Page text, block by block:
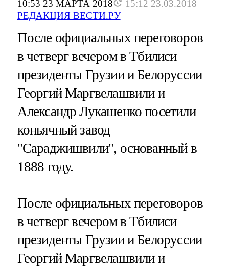
10:53 23 МАРТА 2018
15:12 23.03.2018
РЕДАКЦИЯ ВЕСТИ.РУ
После официальных переговоров
в четверг вечером в Тбилиси
президенты Грузии и Белоруссии
Георгий Маргвелашвили и
Александр Лукашенко посетили
коньячный завод
"Сараджишвили", основанный в
1888 году.
После официальных переговоров
в четверг вечером в Тбилиси
президенты Грузии и Белоруссии
Георгий Маргвелашвили и